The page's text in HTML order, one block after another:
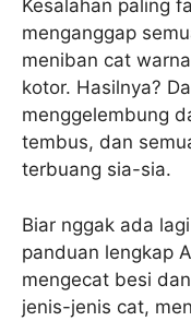
Kesalahan paling
menganggap
meniban cat
kotor. Hasilnya?
menggelembung
tembus, dan
terbuang sia-sia.
Biar nggak ada
panduan lengkap
mengecat besi
jenis-jenis cat,